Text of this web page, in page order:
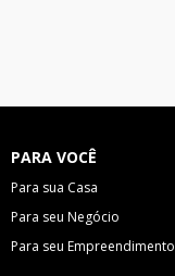
PARA VOCÊ
Para sua Casa
Para seu Negócio
Para seu Empreendimento